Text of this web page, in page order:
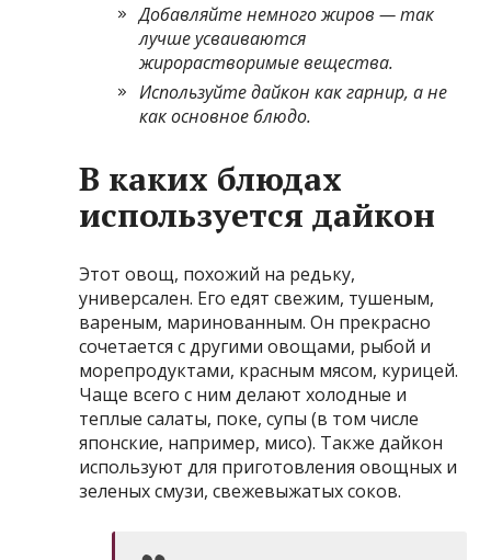
Добавляйте немного жиров — так
лучше усваиваются
жирорастворимые вещества.
Используйте дайкон как гарнир, а не
как основное блюдо.
В каких блюдах
используется дайкон
Этот овощ, похожий на редьку,
универсален. Его едят свежим, тушеным,
вареным, маринованным. Он прекрасно
сочетается с другими овощами, рыбой и
морепродуктами, красным мясом, курицей.
Чаще всего с ним делают холодные и
теплые салаты, поке, супы (в том числе
японские, например, мисо). Также дайкон
используют для приготовления овощных и
зеленых смузи, свежевыжатых соков.